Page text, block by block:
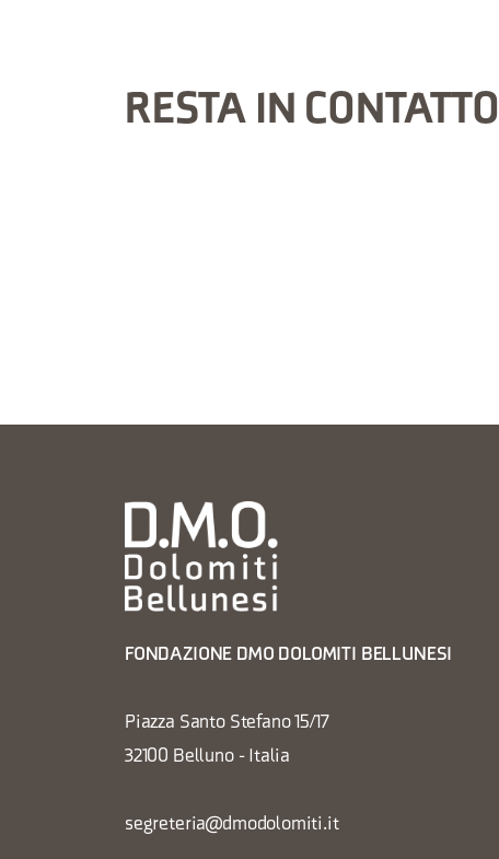
RESTA IN CONTATTO
FONDAZIONE DMO DOLOMITI BELLUNESI
Piazza Santo Stefano 15/17
32100 Belluno - Italia
segreteria@dmodolomiti.it